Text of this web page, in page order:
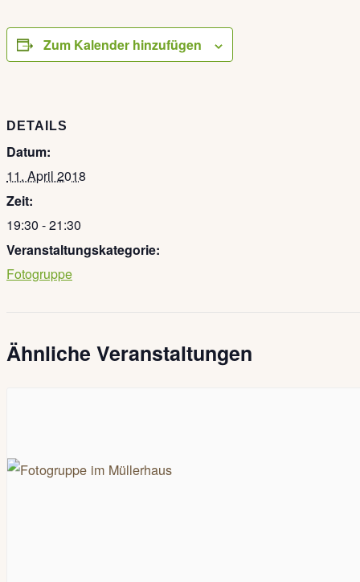
Zum Kalender hinzufügen
DETAILS
Datum:
11. April 2018
Zeit:
19:30 - 21:30
Veranstaltungskategorie:
Fotogruppe
Ähnliche Veranstaltungen